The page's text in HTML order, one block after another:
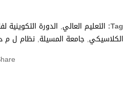
Tag: التعليم العالي, الدورة التكوينية
الكلاسيكي, جامعة المسيلة, نظام ل م